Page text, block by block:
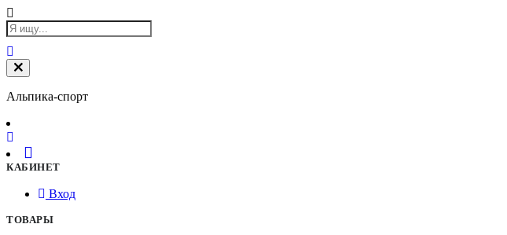
Альпика-спорт
КАБИНЕТ
Вход
ТОВАРЫ